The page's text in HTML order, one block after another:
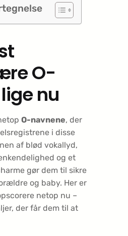
O-
nu
O-navnene, der
i disse
af blød vokallyd,
og et
gør dem til sikre
og baby. Her er
netop nu –
der får dem til at